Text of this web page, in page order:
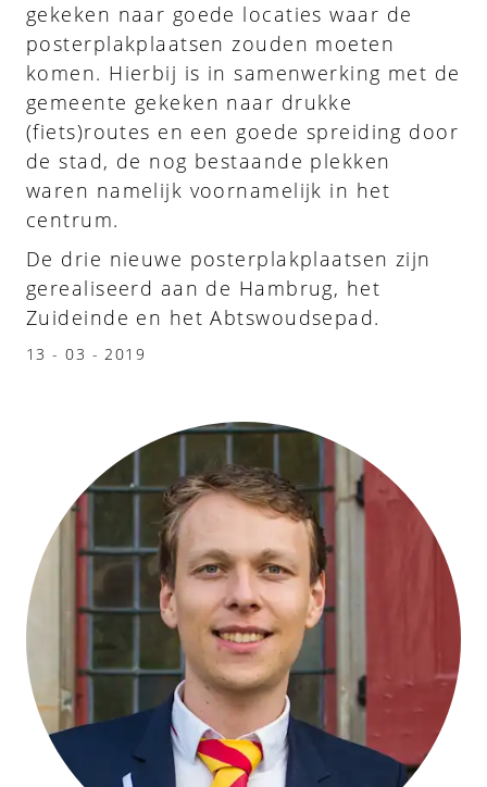
gekeken naar goede locaties waar de
posterplakplaatsen zouden moeten
komen. Hierbij is in samenwerking met de
gemeente gekeken naar drukke
(fiets)routes en een goede spreiding door
de stad, de nog bestaande plekken
waren namelijk voornamelijk in het
centrum.
De drie nieuwe posterplakplaatsen zijn
gerealiseerd aan de Hambrug, het
Zuideinde en het Abtswoudsepad.
13 - 03 - 2019